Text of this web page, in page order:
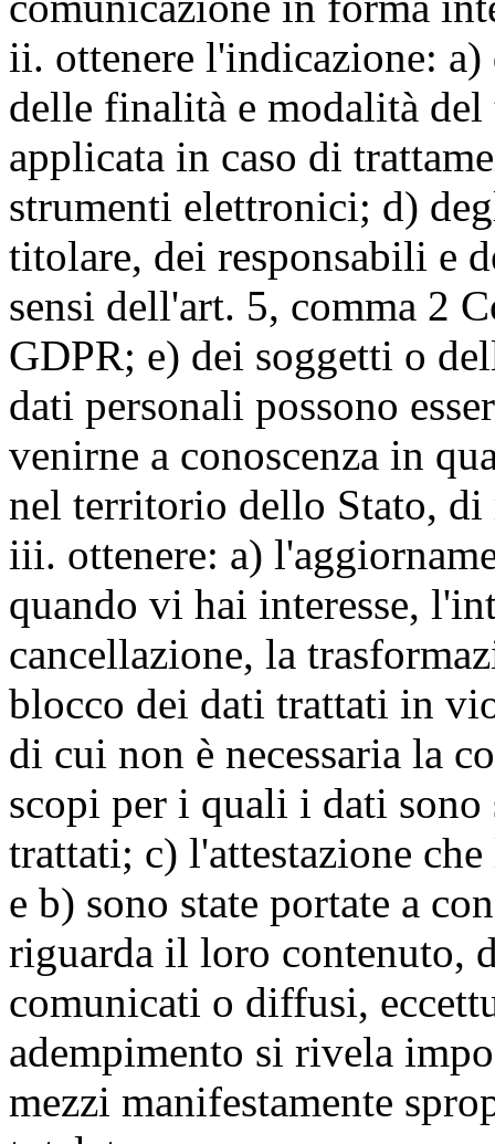
ii. ottenere l'indicazione:
delle finalità e modalità
applicata in caso di
strumenti elettronici; d)
titolare, dei responsabili e
sensi dell'art. 5, comma 2
GDPR; e) dei soggetti o
dati personali possono
venirne a conoscenza in
nel territorio dello Stato,
iii. ottenere: a)
quando vi hai interesse,
cancellazione, la
blocco dei dati trattati in
di cui non è necessaria la
scopi per i quali i dati sono
trattati; c) l'attestazione
e b) sono state portate a
riguarda il loro contenuto,
comunicati o diffusi,
adempimento si rivela
mezzi manifestamente